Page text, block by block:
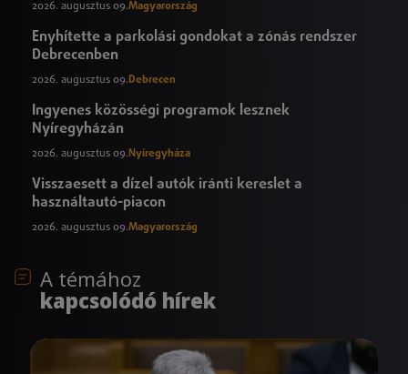
2026. augusztus 09.Magyarország
Enyhítette a parkolási gondokat a zónás rendszer
Debrecenben
2026. augusztus 09.Debrecen
Ingyenes közösségi programok lesznek
Nyíregyházán
2026. augusztus 09. Nyíregyháza
Visszaesett a dízel autók iránti kereslet a
használtautó-piacon
2026. augusztus 09.Magyarország
A témához
kapcsolódó hírek